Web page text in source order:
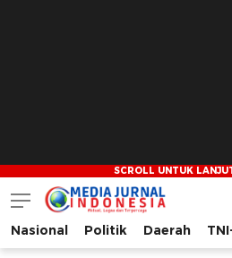
Media Jurnal Indonesia
Bersama Membangun
Nasional Politik Daerah